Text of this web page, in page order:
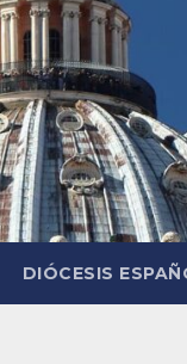
DIÓCESIS